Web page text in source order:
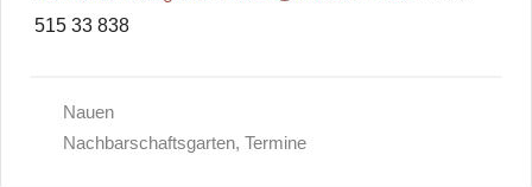
515 33 838
Nauen
Nachbarschaftsgarten, Termine